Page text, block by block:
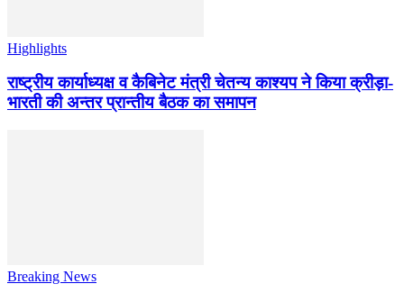
Highlights
राष्ट्रीय कार्याध्यक्ष व कैबिनेट मंत्री चेतन्य काश्यप ने किया क्रीड़ा-
भारती की अन्तर प्रान्तीय बैठक का समापन
Breaking News